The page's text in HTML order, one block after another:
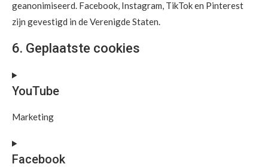
geanonimiseerd. Facebook, Instagram, TikTok en Pinterest
zijn gevestigd in de Verenigde Staten.
6. Geplaatste cookies
YouTube
Marketing
Facebook